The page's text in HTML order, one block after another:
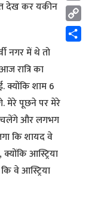
देख कर यकीन
नगर में थे तो
रात्रि का
शाम 6
मेरे पूछने पर मेरे
चलेंगे और लगभग
कि शायद वे
आस्ट्रिया
वे आस्ट्रिया
Copy
Link